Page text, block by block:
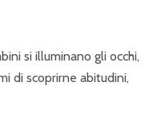
si illuminano gli occhi,
di scoprirne abitudini,